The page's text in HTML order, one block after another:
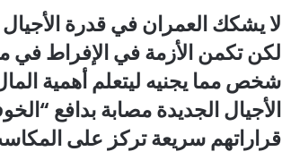
لا يشكك العمران في قدرة الأجيال
لكن تكمن الأزمة في الإفراط في
شخص مما يجنيه ليتعلم أهمية
الأجيال الجديدة مصابة بدافع
قراراتهم سريعة تركز على